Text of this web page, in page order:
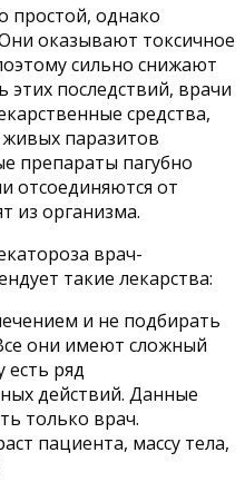
простой, однако
оказывают токсичное
сильно снижают
последствий, врачи
средства,
паразитов
препараты пагубно
отсоединяются от
из организма.
врач-
такие лекарства:
и не подбирать
они имеют сложный
есть ряд
действий. Данные
только врач.
пациента, массу тела,